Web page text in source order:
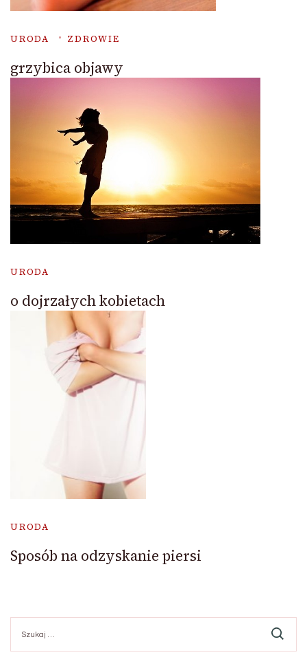
URODA ZDROWIE
grzybica objawy
URODA
o dojrzałych kobietach
URODA
Sposób na odzyskanie piersi